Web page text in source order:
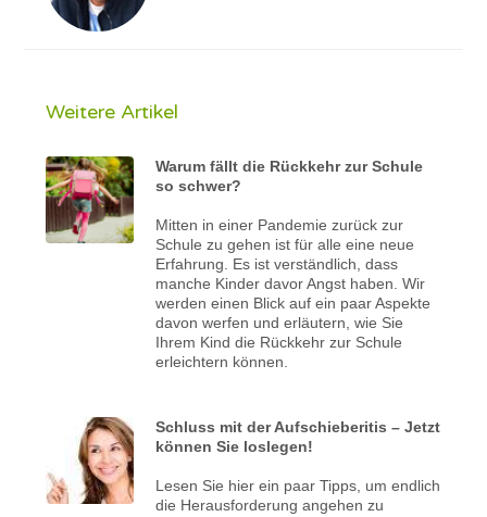
Weitere Artikel
Warum fällt die Rückkehr zur Schule
so schwer?
Mitten in einer Pandemie zurück zur
Schule zu gehen ist für alle eine neue
Erfahrung. Es ist verständlich, dass
manche Kinder davor Angst haben. Wir
werden einen Blick auf ein paar Aspekte
davon werfen und erläutern, wie Sie
Ihrem Kind die Rückkehr zur Schule
erleichtern können.
Schluss mit der Aufschieberitis – Jetzt
können Sie loslegen!
Lesen Sie hier ein paar Tipps, um endlich
die Herausforderung angehen zu